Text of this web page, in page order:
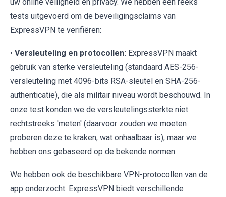
tests uitgevoerd om de beveiligingsclaims van
ExpressVPN te verifiëren:
• Versleuteling en protocollen: ExpressVPN maakt
gebruik van sterke versleuteling (standaard AES-256-
versleuteling met 4096-bits RSA-sleutel en SHA-256-
authenticatie), die als militair niveau wordt beschouwd. In
onze test konden we de versleutelingssterkte niet
rechtstreeks 'meten' (daarvoor zouden we moeten
proberen deze te kraken, wat onhaalbaar is), maar we
hebben ons gebaseerd op de bekende normen.
We hebben ook de beschikbare VPN-protocollen van de
app onderzocht. ExpressVPN biedt verschillende